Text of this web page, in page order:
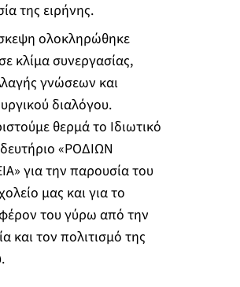
της ειρήνης.
ολοκληρώθηκε
κλίμα συνεργασίας,
γνώσεων και
διαλόγου.
θερμά το Ιδιωτικό
«ΡΟΔΙΩΝ
για την παρουσία του
μας και για το
του γύρω από την
και τον πολιτισμό της